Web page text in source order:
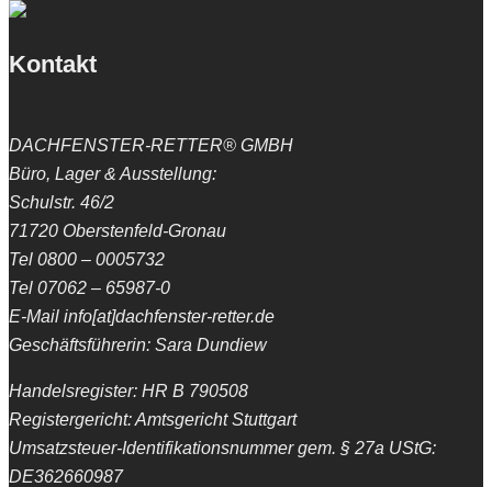
Kontakt
DACHFENSTER-RETTER® GMBH
Büro, Lager & Ausstellung:
Schulstr. 46/2
71720 Oberstenfeld-Gronau
Tel 0800 – 0005732
Tel 07062 – 65987-0
E-Mail info[at]dachfenster-retter.de
Geschäftsführerin: Sara Dundiew
Handelsregister: HR B 790508
Registergericht: Amtsgericht Stuttgart
Umsatzsteuer-Identifikationsnummer gem. § 27a UStG:
DE362660987